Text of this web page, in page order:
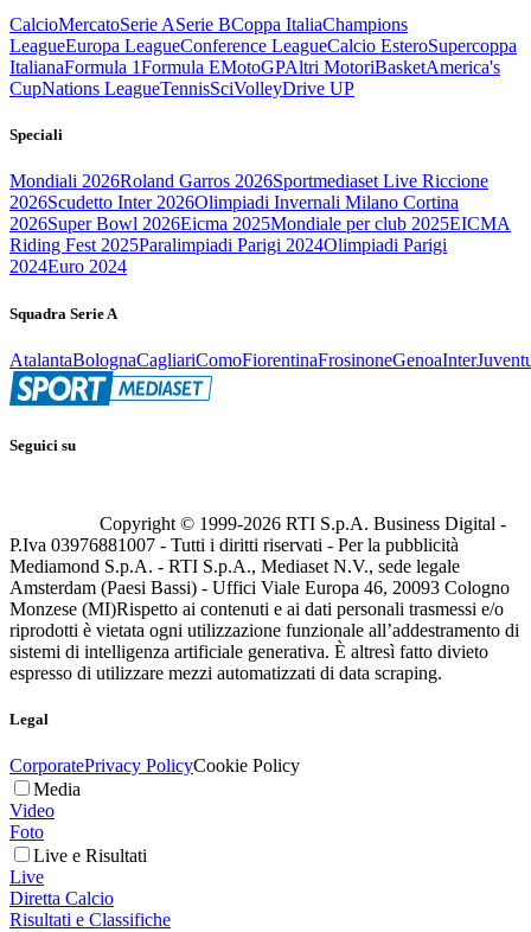
CalcioMercatoSerie ASerie BCoppa ItaliaChampions
LeagueEuropa LeagueConference LeagueCalcio EsteroSupercoppa
ItalianaFormula 1Formula EMotoGPAltri MotoriBasketAmerica's
CupNations LeagueTennisSciVolleyDrive UP
Speciali
Mondiali 2026Roland Garros 2026Sportmediaset Live Riccione
2026Scudetto Inter 2026Olimpiadi Invernali Milano Cortina
2026Super Bowl 2026Eicma 2025Mondiale per club 2025EICMA
Riding Fest 2025Paralimpiadi Parigi 2024Olimpiadi Parigi
2024Euro 2024
Squadra Serie A
AtalantaBolognaCagliariComoFiorentinaFrosinoneGenoaInter
Seguici su
Copyright © 1999-2026 RTI S.p.A. Business Digital -
P.Iva 03976881007 - Tutti i diritti riservati - Per la pubblicità
Mediamond S.p.A. - RTI S.p.A., Mediaset N.V., sede legale
Amsterdam (Paesi Bassi) - Uffici Viale Europa 46, 20093 Cologno
Monzese (MI)Rispetto ai contenuti e ai dati personali trasmessi e/o
riprodotti è vietata ogni utilizzazione funzionale all’addestramento di
sistemi di intelligenza artificiale generativa. È altresì fatto divieto
espresso di utilizzare mezzi automatizzati di data scraping.
Legal
CorporatePrivacy PolicyCookie Policy
Media
Video
Foto
Live e Risultati
Live
Diretta Calcio
Risultati e Classifiche